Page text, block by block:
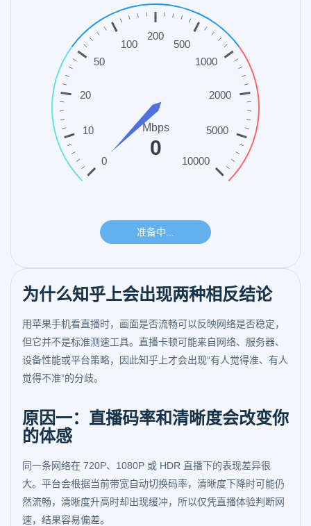
为什么知乎上会出现两种相反结论
用苹果手机看直播时，画面是否流畅可以反映网络是否稳定，
但它并不是标准测速工具。直播卡顿可能来自网络、服务器、
设备性能或平台策略，因此知乎上才会出现“有人觉得准、有人
觉得不准”的分歧。
原因一：直播码率和清晰度会改变你
的体感
同一条网络在 720P、1080P 或 HDR 直播下的表现差异很
大。平台会根据当前带宽自动切换码率，清晰度下降时可能仍
然流畅，清晰度升高时却出现缓冲，所以仅凭直播体验判断网
速，结果容易偏差。